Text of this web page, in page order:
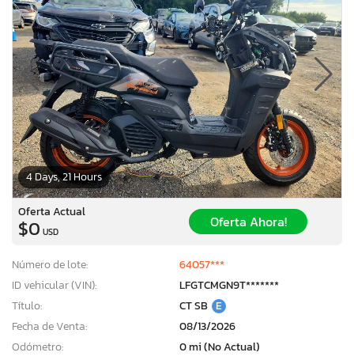
4 Days, 21 Hours
Oferta Actual
$0 USD
Oferta Ahora!
Número de lote:
64057***
ID vehicular (VIN):
LFGTCMGN9T*******
Título:
CT SB E
Fecha de Venta:
08/13/2026
Odómetro:
0 mi (No Actual)